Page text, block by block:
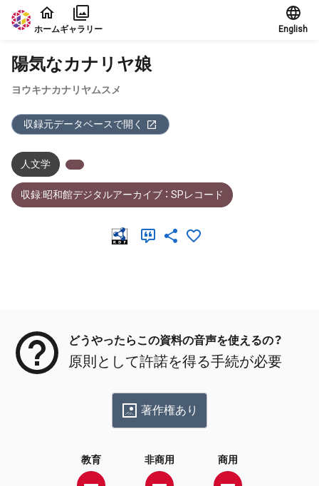
本文に飛ぶ
ホームギャラリー English
陽気なカナリヤ娘
ヨウキナカナリヤムスメ
収録元データベースで開く
人文学
収録:昭和館デジタルアーカイブ ： SPレコード
どうやったらこの資料の音声を使えるの？
原則として許諾を得る手続が必要
著作権あり
教育 非商用 商用